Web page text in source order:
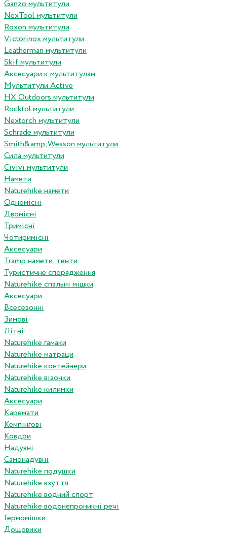
Ganzo мультитули
NexTool мультитули
Roxon мультитули
Victorinox мультитули
Leatherman мультитули
Skif мультитули
Аксесуари к мультитулам
Мультитули Active
HX Outdoors мультитули
Rocktol мультитули
Nextorch мультитули
Schrade мультитули
Smith&amp;Wesson мультитули
Сила мультитули
Civivi мультитули
Намети
Naturehike намети
Одномісні
Двомісні
Тримісні
Чотиримісні
Аксесуари
Tramp намети, тенти
Туристичне спорядження
Naturehike спальні мішки
Аксесуари
Всесезонні
Зимові
Літні
Naturehike гамаки
Naturehike матраци
Naturehike контейнери
Naturehike візочки
Naturehike килимки
Аксесуари
Каремати
Кемпінгові
Ковдри
Надувні
Самонадувні
Naturehike подушки
Naturehike взуття
Naturehike водний спорт
Naturehike водонепроникні речі
Гермомішки
Дощовики